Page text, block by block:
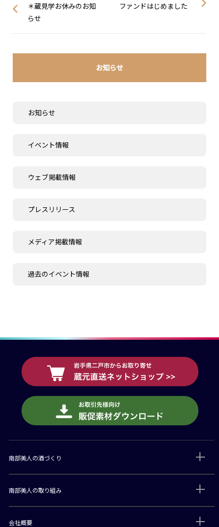
お知らせ
お知らせ
イベント情報
ウェブ掲載情報
プレスリリース
メディア掲載情報
過去のイベント情報
＊蔵見学お休みのお知
らせ
ファンドはじめました
南部美人の酒づくり
南部美人の取り組み
会社概要